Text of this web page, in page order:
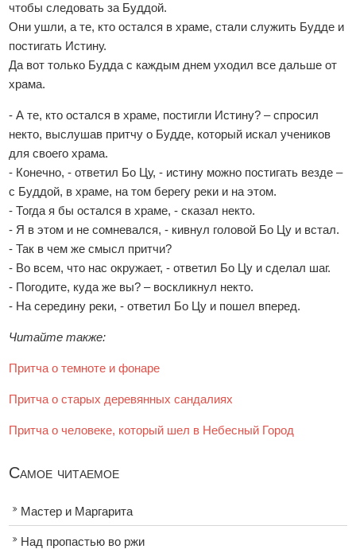
чтобы следовать за Буддой.
Они ушли, а те, кто остался в храме, стали служить Будде и
постигать Истину.
Да вот только Будда с каждым днем уходил все дальше от
храма.
- А те, кто остался в храме, постигли Истину? – спросил
некто, выслушав притчу о Будде, который искал учеников
для своего храма.
- Конечно, - ответил Бо Цу, - истину можно постигать везде –
с Буддой, в храме, на том берегу реки и на этом.
- Тогда я бы остался в храме, - сказал некто.
- Я в этом и не сомневался, - кивнул головой Бо Цу и встал.
- Так в чем же смысл притчи?
- Во всем, что нас окружает, - ответил Бо Цу и сделал шаг.
- Погодите, куда же вы? – воскликнул некто.
- На середину реки, - ответил Бо Цу и пошел вперед.
Читайте также:
Притча о темноте и фонаре
Притча о старых деревянных сандалиях
Притча о человеке, который шел в Небесный Город
Самое читаемое
Мастер и Маргарита
Над пропастью во ржи